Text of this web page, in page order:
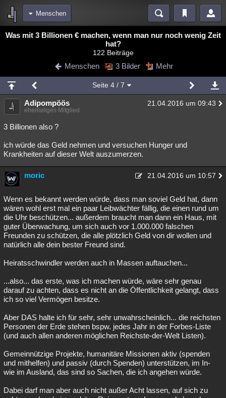
Menschen
Bereiche
Blogs
Neuigkeiten
meine Rubriken
Menschen Wissenschaft Politik Mystery Kriminalfälle
Spiritualität
weitere Rubriken
Philosophie Träume Orte Esoterik Literatur
Astronomie
Musik Clash Verbesserungen Allmystery English
Übersichten
Besucht Teilgenommen Alle Neue Geschlossen
Was mit 3 Billionen € machen, wenn man nur noch wenig Zeit
hat?
122 Beiträge
Menschen 3 Bilder Mehr
Seite 4/ 7
Adipompöös 21.04.2016 um 09:43
ehemaliges Mitglied
3 Billionen also ?
ich würde das Geld nehmen und versuchen Hunger und
Krankheiten auf dieser Welt auszumerzen.
moric 21.04.2016 um 10:57
Wenn es bekannt werden würde, dass man soviel Geld hat, dann
wären wohl erst mal ein paar Leibwächter fällig, die einen rund um
die Uhr beschützen... außerdem braucht man dann ein Haus, mit
guter Überwachung, um sich auch vor 1.000.000 falschen
Freunden zu schützen, die alle plötzlich Geld von dir wollen und
natürlich alle dein bester Freund sind.
Heiratsschwindler werden auch in Massen auftauchen...
...also... das erste, was ich machen würde, wäre sehr genau
darauf zu achten, dass es nicht an die Öffentlichkeit gelangt, dass
ich so viel Vermögen besitze.
Aber DAS halte ich für sehr, sehr unwahrscheinlich... die reichsten
Personen der Erde stehen bspw. jedes Jahr in der Forbes-Liste
(und auch allen anderen möglichen Reichste-der-Welt Listen).
Gemeinnützige Projekte, humanitäre Missionen aktiv (spenden
und mithelfen) und passiv (durch Spenden) unterstützen, im In-
wie im Ausland, das sind so Sachen, die ich angehen würde.
Dabei darf man aber auch nicht außer Acht lassen, auf sich zu